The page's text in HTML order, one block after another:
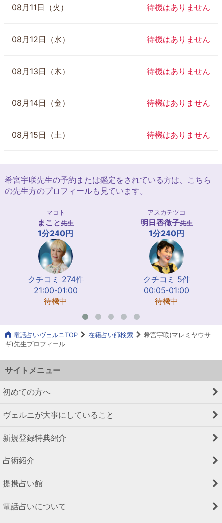
08月11日（火） 待機はありません
08月12日（水） 待機はありません
08月13日（木） 待機はありません
08月14日（金） 待機はありません
08月15日（土） 待機はありません
希宮宇咲先生の予約または鑑定をされている方は、こちら
の先生方のプロフィールも見ています。
マコト
まこと先生
1分240円
クチコミ 274件
21:00-01:00
待機中
アスカテツコ
明日香徹子先生
1分240円
クチコミ 5件
00:05-01:00
待機中
電話占いヴェルニTOP 在籍占い師検索
希宮宇咲(マレミヤウサ
ギ)先生プロフィール
サイトメニュー
初めての方へ
ヴェルニが大事にしていること
新規登録特典紹介
占術紹介
提携占い館
電話占いについて